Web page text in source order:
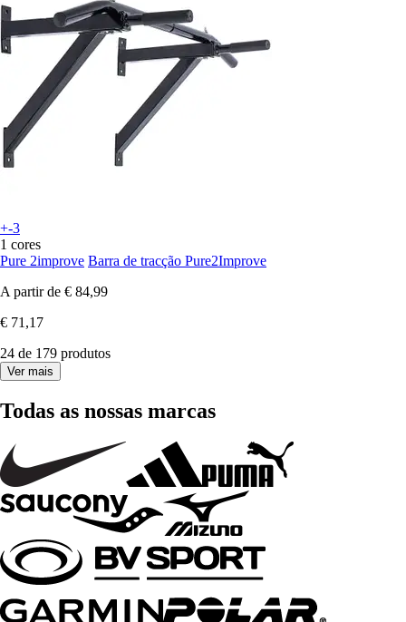
+-3
1 cores
Pure 2improve Barra de tracção Pure2Improve
A partir de € 84,99
€ 71,17
24 de 179 produtos
Ver mais
Todas as nossas marcas